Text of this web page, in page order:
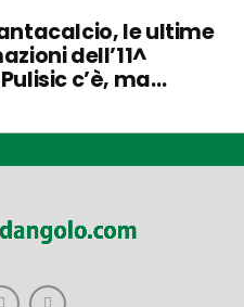
le ultime
dell’11^
c’è, ma…